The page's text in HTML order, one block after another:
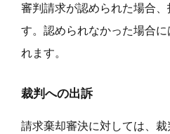
審判請求が認められた場合
す。認められなかった場合
れます。
裁判への出訴
請求棄却審決に対しては、